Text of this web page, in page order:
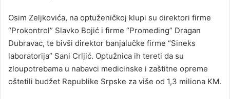
Osim Zeljkovića, na optuženičkoj klupi su direktori firme
“Prokontrol” Slavko Bojić i firme “Promeding” Dragan
Dubravac, te bivši direktor banjalučke firme “Sineks
laboratorija” Sani Crljić. Optužnica ih tereti da su
zloupotrebama u nabavci medicinske i zaštitne opreme
oštetili budžet Republike Srpske za više od 1,3 miliona KM.